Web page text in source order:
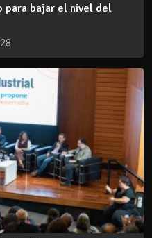
para bajar el nivel del